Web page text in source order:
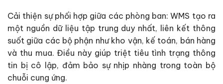
Cải thiện sự phối hợp giữa các phòng ban: WMS tạo ra
một nguồn dữ liệu tập trung duy nhất, liên kết thông
suốt giữa các bộ phận như kho vận, kế toán, bán hàng
và thu mua. Điều này giúp triệt tiêu tình trạng thông
tin bị cô lập, đảm bảo sự nhịp nhàng trong toàn bộ
chuỗi cung ứng.